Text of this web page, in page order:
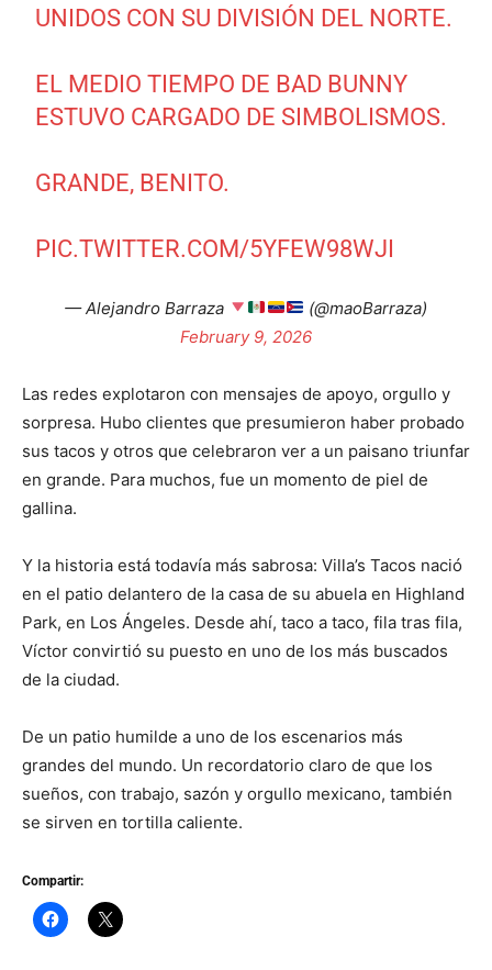
UNIDOS CON SU DIVISIÓN DEL NORTE.
EL MEDIO TIEMPO DE BAD BUNNY
ESTUVO CARGADO DE SIMBOLISMOS.
GRANDE, BENITO.
PIC.TWITTER.COM/5YFEW98WJI
— Alejandro Barraza
(@maoBarraza)
February 9, 2026
Las redes explotaron con mensajes de apoyo, orgullo y
sorpresa. Hubo clientes que presumieron haber probado
sus tacos y otros que celebraron ver a un paisano triunfar
en grande. Para muchos, fue un momento de piel de
gallina.
Y la historia está todavía más sabrosa: Villa’s Tacos nació
en el patio delantero de la casa de su abuela en Highland
Park, en Los Ángeles. Desde ahí, taco a taco, fila tras fila,
Víctor convirtió su puesto en uno de los más buscados
de la ciudad.
De un patio humilde a uno de los escenarios más
grandes del mundo. Un recordatorio claro de que los
sueños, con trabajo, sazón y orgullo mexicano, también
se sirven en tortilla caliente.
Compartir: